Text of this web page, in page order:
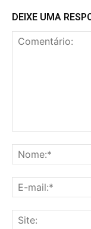
DEIXE UMA